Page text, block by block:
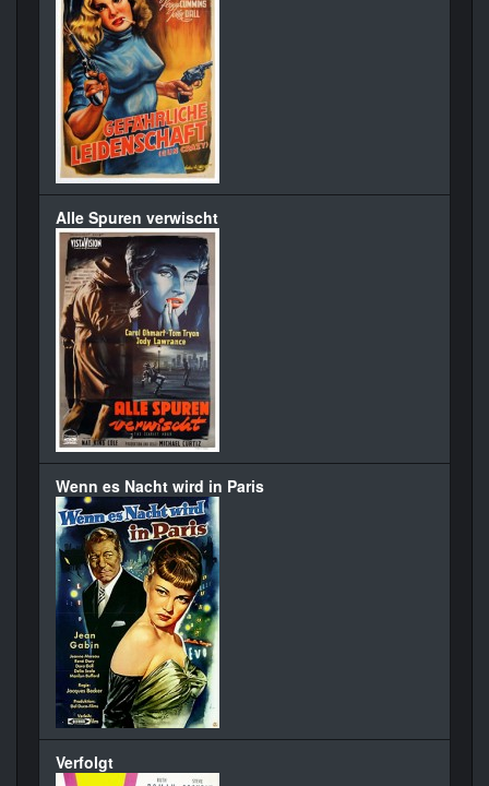
Alle Spuren verwischt
Wenn es Nacht wird in Paris
Verfolgt